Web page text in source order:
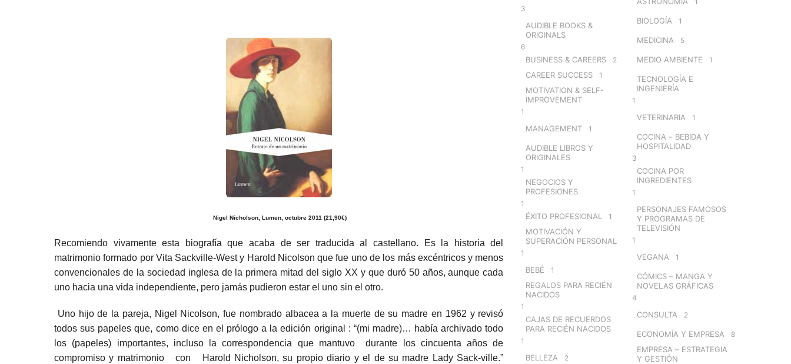
Nigel Nicholson, Lumen, octubre 2011 (21,90€)
Recomiendo vivamente esta biografía que acaba de ser traducida al castellano. Es la historia del
matrimonio formado por Vita Sackville-West y Harold Nicolson que fue uno de los más excéntricos y menos
convencionales de la sociedad inglesa de la primera mitad del siglo XX y que duró 50 años, aunque cada
uno hacia una vida independiente, pero jamás pudieron estar el uno sin el otro.
Uno hijo de la pareja, Nigel Nicolson, fue nombrado albacea a la muerte de su madre en 1962 y revisó
todos sus papeles que, como dice en el prólogo a la edición original : “(mi madre)… había archivado todo
los (papeles) importantes, incluso la correspondencia que mantuvo durante los cincuenta años de
compromiso y matrimonio con Harold Nicholson, su propio diario y el de su madre Lady Sack-ville.”
3
AUDIBLE BOOKS &
ORIGINALS
6
BUSINESS & CAREERS 2
CAREER SUCCESS 1
MOTIVATION & SELF-
IMPROVEMENT
1
MANAGEMENT 1
AUDIBLE LIBROS Y
ORIGINALES
1
NEGOCIOS Y
PROFESIONES
1
ÉXITO PROFESIONAL 1
MOTIVACIÓN Y
SUPERACIÓN PERSONAL
1
BEBÉ 1
REGALOS PARA RECIÉN
NACIDOS
1
CAJAS DE RECUERDOS
PARA RECIÉN NACIDOS
1
BELLEZA 2
BIOLOGÍA 1
MEDICINA 5
MEDIO AMBIENTE 1
TECNOLOGÍA E
INGENIERÍA
1
VETERINARIA 1
COCINA – BEBIDA Y
HOSPITALIDAD
3
COCINA POR
INGREDIENTES
1
PERSONAJES FAMOSOS
Y PROGRAMAS DE
TELEVISIÓN
1
VEGANA 1
CÓMICS – MANGA Y
NOVELAS GRÁFICAS
4
CONSULTA 2
ECONOMÍA Y EMPRESA 8
EMPRESA – ESTRATEGIA
Y GESTIÓN